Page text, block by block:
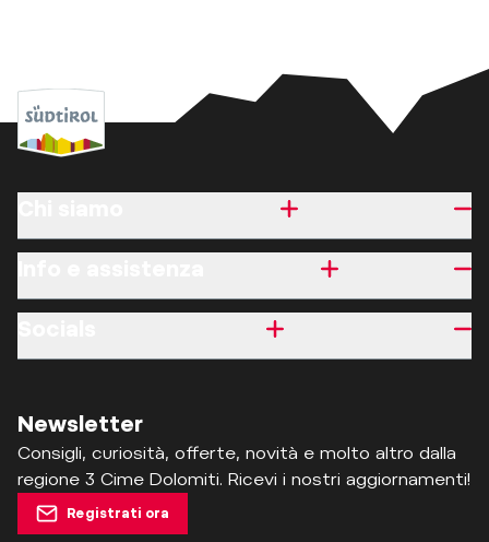
Newsletter
Consigli, curiosità, offerte, novità e molto altro dalla
regione 3 Cime Dolomiti. Ricevi i nostri aggiornamenti!
Registrati ora